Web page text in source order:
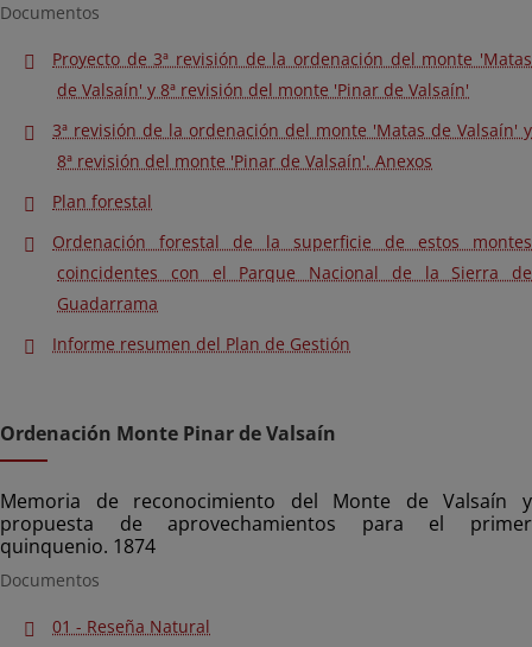
Documentos
Proyecto de 3ª revisión de la ordenación del monte 'Matas
de Valsaín' y 8ª revisión del monte 'Pinar de Valsaín'
3ª revisión de la ordenación del monte 'Matas de Valsaín' y
8ª revisión del monte 'Pinar de Valsaín'. Anexos
Plan forestal
Ordenación forestal de la superficie de estos montes
coincidentes con el Parque Nacional de la Sierra de
Guadarrama
Informe resumen del Plan de Gestión
Ordenación Monte Pinar de Valsaín
Memoria de reconocimiento del Monte de Valsaín y
propuesta de aprovechamientos para el primer
quinquenio. 1874
Documentos
01 - Reseña Natural